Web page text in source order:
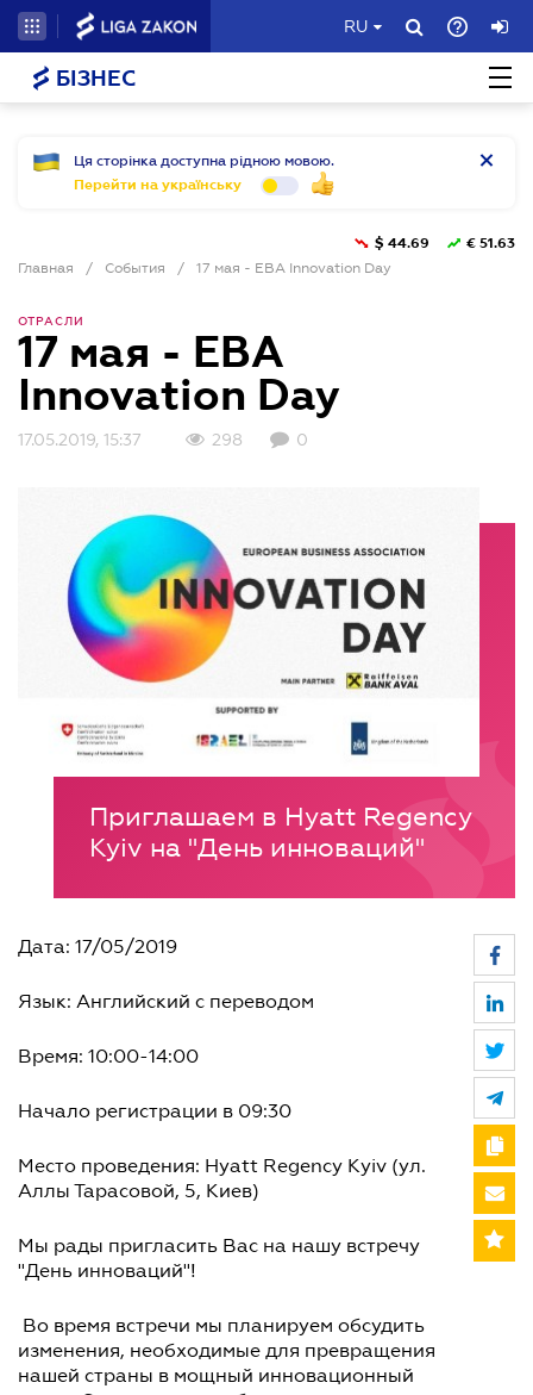
RU
БІЗНЕС
Ця сторінка доступна рідною мовою.
Перейти на українську
Главная / События / 17 мая - EBA Innovation Day
$ 44.69 € 51.63
ОТРАСЛИ
17 мая - EBA
Innovation Day
17.05.2019, 15:37 298 0
Приглашаем в Hyatt Regency
Kyiv на "День инноваций"
Дата: 17/05/2019
Язык: Английский с переводом
Время: 10:00-14:00
Начало регистрации в 09:30
Место проведения: Hyatt Regency Kyiv (ул.
Аллы Тарасовой, 5, Киев)
Мы рады пригласить Вас на нашу встречу
"День инноваций"!
Во время встречи мы планируем обсудить
изменения, необходимые для превращения
нашей страны в мощный инновационный